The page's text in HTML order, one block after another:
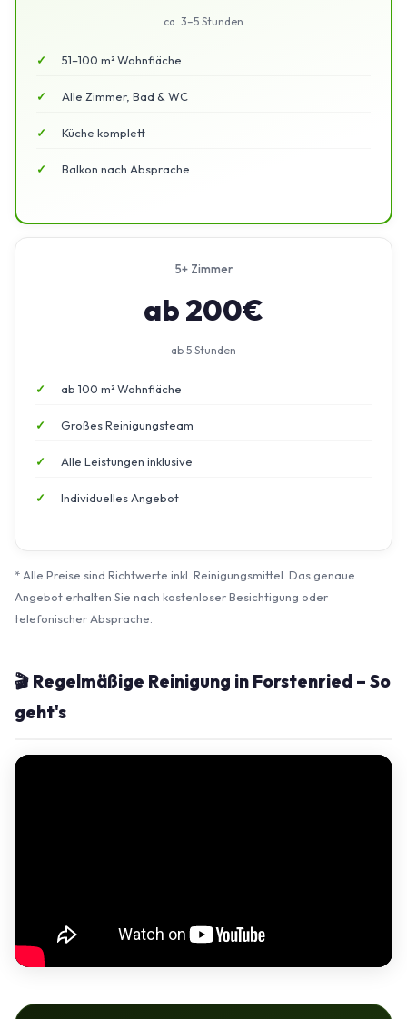
ca. 3–5 Stunden
51–100 m² Wohnfläche
Alle Zimmer, Bad & WC
Küche komplett
Balkon nach Absprache
5+ Zimmer
ab 200€
ab 5 Stunden
ab 100 m² Wohnfläche
Großes Reinigungsteam
Alle Leistungen inklusive
Individuelles Angebot
* Alle Preise sind Richtwerte inkl. Reinigungsmittel. Das genaue
Angebot erhalten Sie nach kostenloser Besichtigung oder
telefonischer Absprache.
🎬 Regelmäßige Reinigung in Forstenried – So
geht's